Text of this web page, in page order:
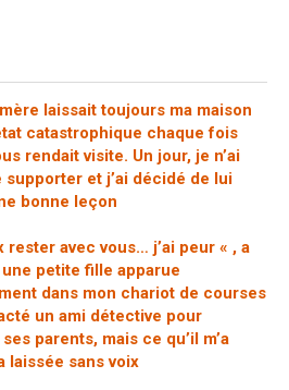
laissait toujours ma maison
catastrophique chaque fois
rendait visite. Un jour, je n’ai
supporter et j’ai décidé de lui
bonne leçon
rester avec vous… j’ai peur « , a
petite fille apparue
dans mon chariot de courses
un ami détective pour
parents, mais ce qu’il m’a
laissée sans voix